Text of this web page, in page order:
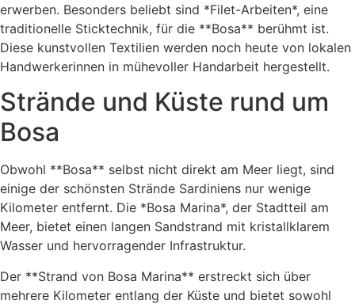
erwerben. Besonders beliebt sind *Filet-Arbeiten*, eine
traditionelle Sticktechnik, für die **Bosa** berühmt ist.
Diese kunstvollen Textilien werden noch heute von lokalen
Handwerkerinnen in mühevoller Handarbeit hergestellt.
Strände und Küste rund um
Bosa
Obwohl **Bosa** selbst nicht direkt am Meer liegt, sind
einige der schönsten Strände Sardiniens nur wenige
Kilometer entfernt. Die *Bosa Marina*, der Stadtteil am
Meer, bietet einen langen Sandstrand mit kristallklarem
Wasser und hervorragender Infrastruktur.
Der **Strand von Bosa Marina** erstreckt sich über
mehrere Kilometer entlang der Küste und bietet sowohl